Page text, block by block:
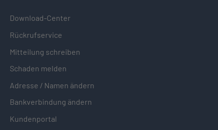
Download-Center
Rückrufservice
Mitteilung schreiben
Schaden melden
Adresse / Namen ändern
Bankverbindung ändern
Kundenportal